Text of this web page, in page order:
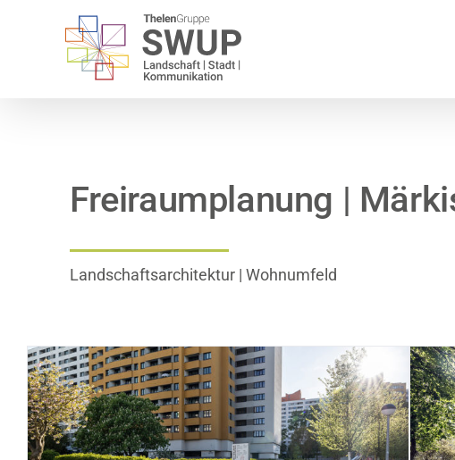
Freiraumplanung |
Landschaftsarchitektur | Wohnumfeld